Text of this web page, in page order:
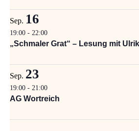
Sep. 16
19:00 - 22:00
„Schmaler Grat“ – Lesung mit
Sep. 23
19:00 - 21:00
AG Wortreich